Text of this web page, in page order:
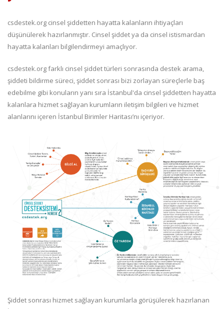
csdestek.org cinsel şiddetten hayatta kalanların ihtiyaçları
düşünülerek hazırlanmıştır. Cinsel şiddet ya da cinsel istismardan
hayatta kalanları bilgilendirmeyi amaçlıyor.
csdestek.org farklı cinsel şiddet türleri sonrasında destek arama,
şiddeti bildirme süreci, şiddet sonrası bizi zorlayan süreçlerle baş
edebilme gibi konuların yanı sıra İstanbul'da cinsel şiddetten hayatta
kalanlara hizmet sağlayan kurumların iletişim bilgileri ve hizmet
alanlarını içeren İstanbul Birimler Haritası’nı içeriyor.
Şiddet sonrası hizmet sağlayan kurumlarla görüşülerek hazırlanan